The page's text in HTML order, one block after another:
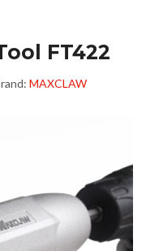
FT422
MAXCLAW